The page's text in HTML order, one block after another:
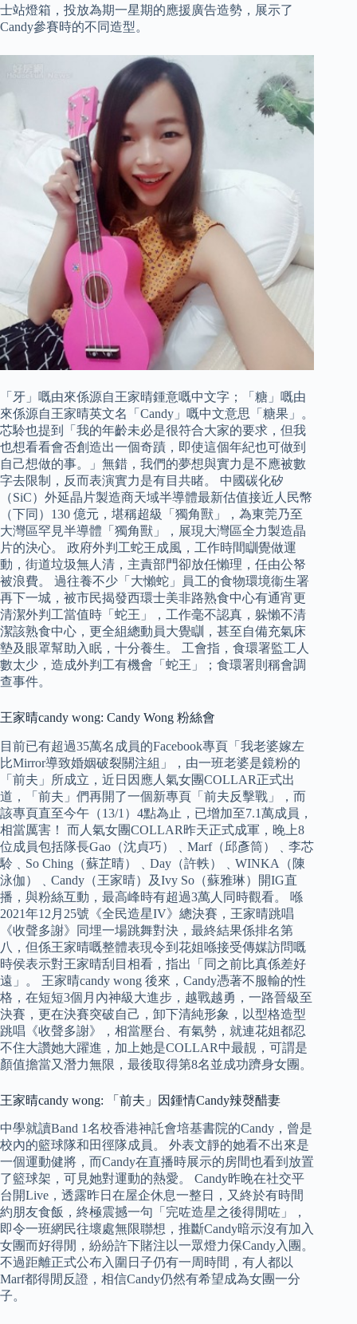
士站燈箱，投放為期一星期的應援廣告造勢，展示了
Candy參賽時的不同造型。
「牙」嘅由來係源自王家晴鍾意嘅中文字；「糖」嘅由
來係源自王家晴英文名「Candy」嘅中文意思「糖果」。
芯駖也提到「我的年齡未必是很符合大家的要求，但我
也想看看會否創造出一個奇蹟，即使這個年紀也可做到
自己想做的事。」無錯，我們的夢想與實力是不應被數
字去限制，反而表演實力是有目共睹。 中國碳化矽
（SiC）外延晶片製造商天域半導體最新估值接近人民幣
（下同）130 億元，堪稱超級「獨角獸」，為東莞乃至
大灣區罕見半導體「獨角獸」，展現大灣區全力製造晶
片的決心。 政府外判工蛇王成風，工作時間瞓覺做運
動，街道垃圾無人清，主責部門卻放任懶理，任由公帑
被浪費。 過往養不少「大懶蛇」員工的食物環境衞生署
再下一城，被市民揭發西環士美非路熟食中心有通宵更
清潔外判工當值時「蛇王」，工作毫不認真，躲懶不清
潔該熟食中心，更全組總動員大覺瞓，甚至自備充氣床
墊及眼罩幫助入眠，十分養生。 工會指，食環署監工人
數太少，造成外判工有機會「蛇王」；食環署則稱會調
查事件。
王家晴candy wong: Candy Wong 粉絲會
目前已有超過35萬名成員的Facebook專頁「我老婆嫁左
比Mirror導致婚姻破裂關注組」，由一班老婆是鏡粉的
「前夫」所成立，近日因應人氣女團COLLAR正式出
道，「前夫」們再開了一個新專頁「前夫反擊戰」，而
該專頁直至今午（13/1）4點為止，已增加至7.1萬成員，
相當厲害！ 而人氣女團COLLAR昨天正式成軍，晚上8
位成員包括隊長Gao（沈貞巧）﹑Marf（邱彥筒）﹑李芯
駖﹑So Ching（蘇芷晴）﹑Day（許軼）﹑WINKA（陳
泳伽）﹑Candy（王家晴）及Ivy So（蘇雅琳）開IG直
播，與粉絲互動，最高峰時有超過3萬人同時觀看。 喺
2021年12月25號《全民造星IV》總決賽，王家晴跳唱
《收聲多謝》同埋一場跳舞對決，最終結果係排名第
八，但係王家晴嘅整體表現令到花姐喺接受傳媒訪問嘅
時侯表示對王家晴刮目相看，指出「同之前比真係差好
遠」。 王家晴candy wong 後來，Candy憑著不服輸的性
格，在短短3個月內神級大進步，越戰越勇，一路晉級至
決賽，更在決賽突破自己，卸下清純形象，以型格造型
跳唱《收聲多謝》，相當壓台、有氣勢，就連花姐都忍
不住大讚她大躍進，加上她是COLLAR中最靚，可謂是
顏值擔當又潛力無限，最後取得第8名並成功躋身女團。
王家晴candy wong: 「前夫」因鍾情Candy辣㷫醋妻
中學就讀Band 1名校香港神託會培基書院的Candy，曾是
校內的籃球隊和田徑隊成員。 外表文靜的她看不出來是
一個運動健將，而Candy在直播時展示的房間也看到放置
了籃球架，可見她對運動的熱愛。 Candy昨晚在社交平
台開Live，透露昨日在屋企休息一整日，又終於有時間
約朋友食飯，終極震撼一句「完咗造星之後得閒咗」，
即令一班網民往壞處無限聯想，推斷Candy暗示沒有加入
女團而好得閒，紛紛許下賭注以一眾燈力保Candy入團。
不過距離正式公布入圍日子仍有一周時間，有人都以
Marf都得閒反證，相信Candy仍然有希望成為女團一分
子。